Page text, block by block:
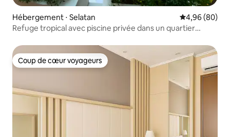
Hébergement ⋅ Selatan Évaluation
4,96 (80)
Refuge tropical avec piscine privée dans un quartier
Coup de cœur voyageurs
Coup de cœur voyageurs